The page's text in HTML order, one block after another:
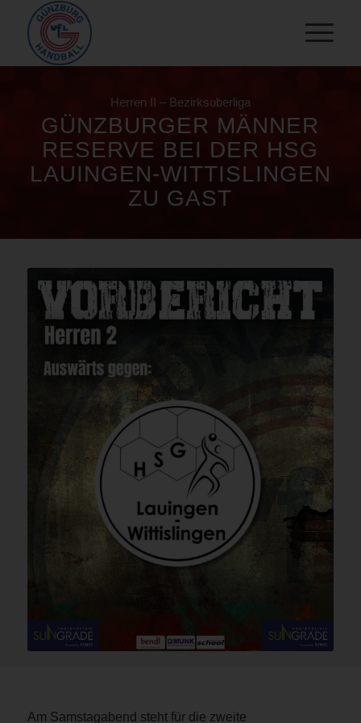
Herren II – Bezirksoberliga
GÜNZBURGER MÄNNER
RESERVE BEI DER HSG
LAUINGEN-WITTISLINGEN
ZU GAST
Am Samstagabend steht für die zweite